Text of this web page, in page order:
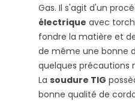
Gas. Il s'agit d'un
électrique avec
fondre la matière et
de même une bonne
quelques précautions
La soudure TIG
bonne qualité de